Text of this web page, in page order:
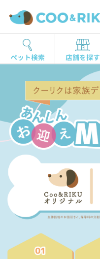
ペット検索 店舗を探す